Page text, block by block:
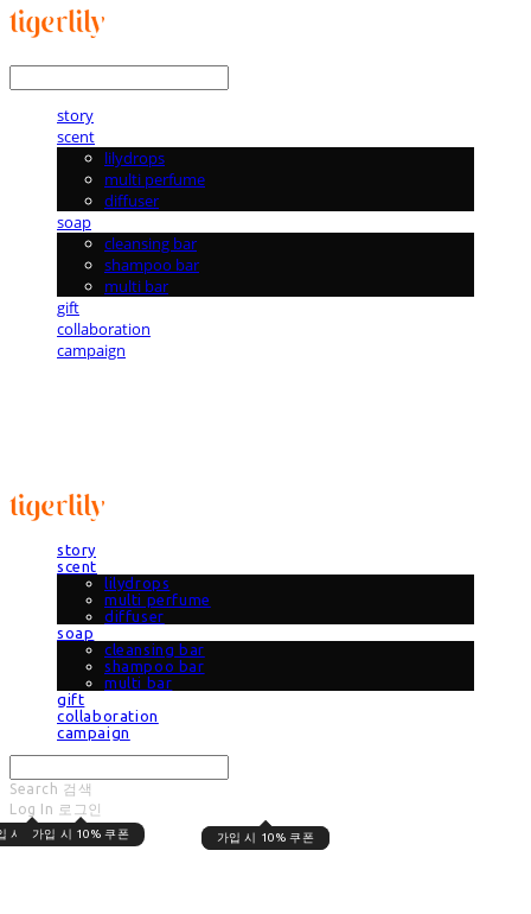
story
scent
lilydrops
multi perfume
diffuser
soap
cleansing bar
shampoo bar
multi bar
gift
collaboration
campaign
story
scent
lilydrops
multi perfume
diffuser
soap
cleansing bar
shampoo bar
multi bar
gift
collaboration
campaign
Search 검색
Log In
시 10% 쿠폰
로그인
가입 시 10% 쿠폰 가입 시 10% 쿠폰
가입 시 10% 쿠폰
Cart 장바구니